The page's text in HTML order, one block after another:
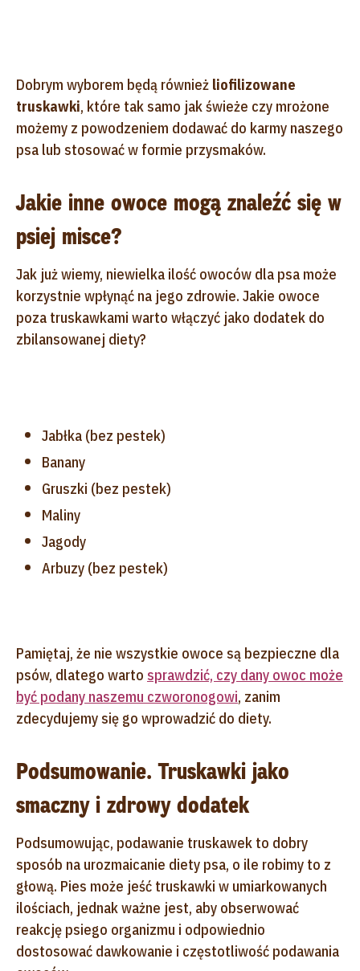
Dobrym wyborem będą również liofilizowane
truskawki, które tak samo jak świeże czy mrożone
możemy z powodzeniem dodawać do karmy naszego
psa lub stosować w formie przysmaków.
Jakie inne owoce mogą znaleźć się w
psiej misce?
Jak już wiemy, niewielka ilość owoców dla psa może
korzystnie wpłynąć na jego zdrowie. Jakie owoce
poza truskawkami warto włączyć jako dodatek do
zbilansowanej diety?
Jabłka (bez pestek)
Banany
Gruszki (bez pestek)
Maliny
Jagody
Arbuzy (bez pestek)
Pamiętaj, że nie wszystkie owoce są bezpieczne dla
psów, dlatego warto sprawdzić, czy dany owoc może
być podany naszemu czworonogowi, zanim
zdecydujemy się go wprowadzić do diety.
Podsumowanie. Truskawki jako
smaczny i zdrowy dodatek
Podsumowując, podawanie truskawek to dobry
sposób na urozmaicanie diety psa, o ile robimy to z
głową. Pies może jeść truskawki w umiarkowanych
ilościach, jednak ważne jest, aby obserwować
reakcję psiego organizmu i odpowiednio
dostosować dawkowanie i częstotliwość podawania